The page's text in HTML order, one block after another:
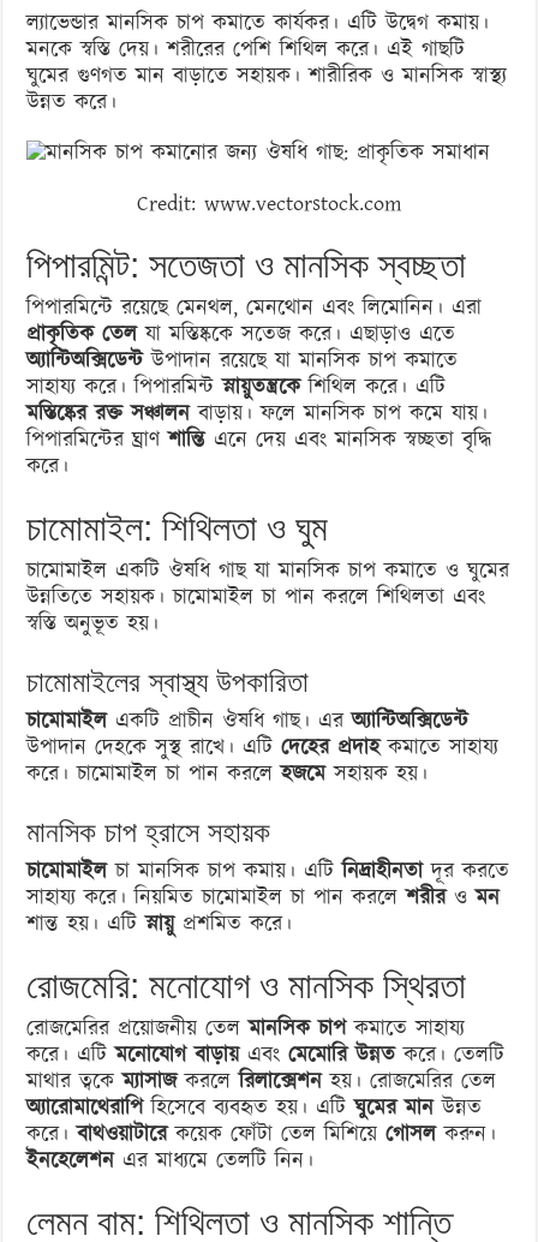
ল্যাভেন্ডার মানসিক চাপ কমাতে কার্যকর। এটি উদ্বেগ কমায়।
মনকে স্বস্তি দেয়। শরীরের পেশি শিথিল করে। এই গাছটি
ঘুমের গুণগত মান বাড়াতে সহায়ক। শারীরিক ও মানসিক স্বাস্থ্য
উন্নত করে।
Credit: www.vectorstock.com
পিপারমিন্ট: সতেজতা ও মানসিক স্বচ্ছতা
পিপারমিন্টে রয়েছে মেনথল, মেনথোন এবং লিমোনিন। এরা
প্রাকৃতিক তেলযা মস্তিষ্ককে সতেজ করে। এছাড়াও এতে
অ্যান্টিঅক্সিডেন্টউপাদান রয়েছে যা মানসিক চাপ কমাতে
সাহায্য করে। পিপারমিন্টস্নায়ুতন্ত্রকেশিথিল করে। এটি
মস্তিষ্কের রক্ত সঞ্চালনবাড়ায়। ফলে মানসিক চাপ কমে যায়।
পিপারমিন্টের ঘ্রাণশান্তিএনে দেয় এবং মানসিক স্বচ্ছতা বৃদ্ধি
করে।
চামোমাইল: শিথিলতা ও ঘুম
চামোমাইল একটি ঔষধি গাছ যা মানসিক চাপ কমাতে ও ঘুমের
উন্নতিতে সহায়ক। চামোমাইল চা পান করলে শিথিলতা এবং
স্বস্তি অনুভূত হয়।
চামোমাইলের স্বাস্থ্য উপকারিতা
চামোমাইলএকটি প্রাচীন ঔষধি গাছ। এরঅ্যান্টিঅক্সিডেন্ট
উপাদান দেহকে সুস্থ রাখে। এটিদেহের প্রদাহকমাতে সাহায্য
করে। চামোমাইল চা পান করলেহজমেসহায়ক হয়।
মানসিক চাপ হ্রাসে সহায়ক
চামোমাইলচা মানসিক চাপ কমায়। এটিনিদ্রাহীনতাদূর করতে
সাহায্য করে। নিয়মিত চামোমাইল চা পান করলেশরীরওমন
শান্ত হয়। এটিস্নায়ুপ্রশমিত করে।
রোজমেরি: মনোযোগ ও মানসিক স্থিরতা
রোজমেরির প্রয়োজনীয় তেলমানসিক চাপকমাতে সাহায্য
করে। এটিমনোযোগ বাড়ায়এবংমেমোরি উন্নতকরে। তেলটি
মাথার ত্বকেম্যাসাজকরলেরিলাক্সেশনহয়। রোজমেরির তেল
অ্যারোমাথেরাপিহিসেবে ব্যবহৃত হয়। এটিঘুমের মানউন্নত
করে।বাথওয়াটারেকয়েক ফোঁটা তেল মিশিয়েগোসলকরুন।
ইনহেলেশনএর মাধ্যমে তেলটি নিন।
লেমন বাম: শিথিলতা ও মানসিক শান্তি